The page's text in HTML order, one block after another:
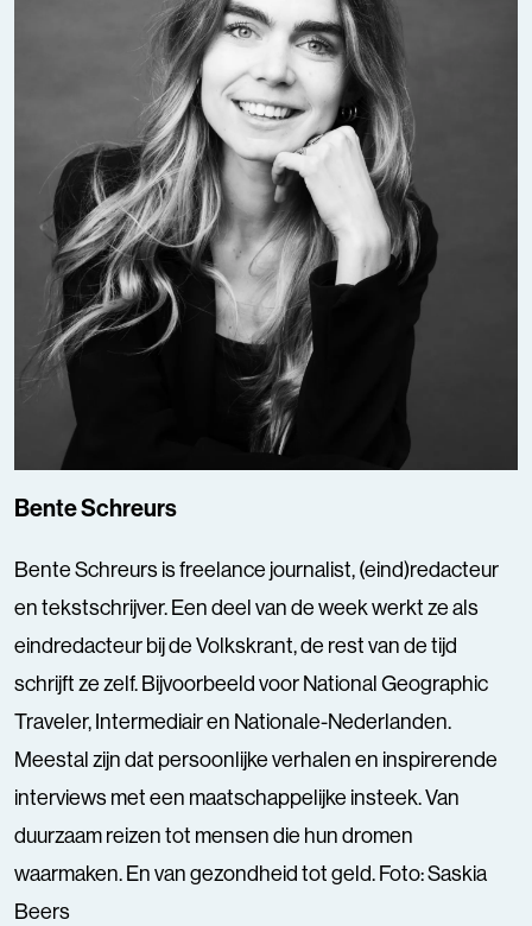
Bente Schreurs
Bente Schreurs is freelance journalist, (eind)redacteur
en tekstschrijver. Een deel van de week werkt ze als
eindredacteur bij de Volkskrant, de rest van de tijd
schrijft ze zelf. Bijvoorbeeld voor National Geographic
Traveler, Intermediair en Nationale-Nederlanden.
Meestal zijn dat persoonlijke verhalen en inspirerende
interviews met een maatschappelijke insteek. Van
duurzaam reizen tot mensen die hun dromen
waarmaken. En van gezondheid tot geld. Foto: Saskia
Beers